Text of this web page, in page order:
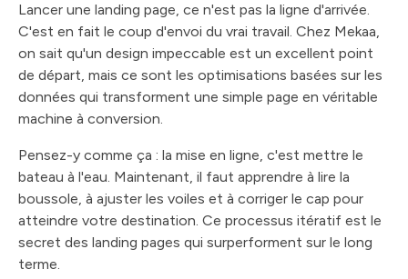
Lancer une landing page, ce n'est pas la ligne d'arrivée.
C'est en fait le coup d'envoi du vrai travail. Chez Mekaa,
on sait qu'un design impeccable est un excellent point
de départ, mais ce sont les optimisations basées sur les
données qui transforment une simple page en véritable
machine à conversion.
Pensez-y comme ça : la mise en ligne, c'est mettre le
bateau à l'eau. Maintenant, il faut apprendre à lire la
boussole, à ajuster les voiles et à corriger le cap pour
atteindre votre destination. Ce processus itératif est le
secret des landing pages qui surperforment sur le long
terme.